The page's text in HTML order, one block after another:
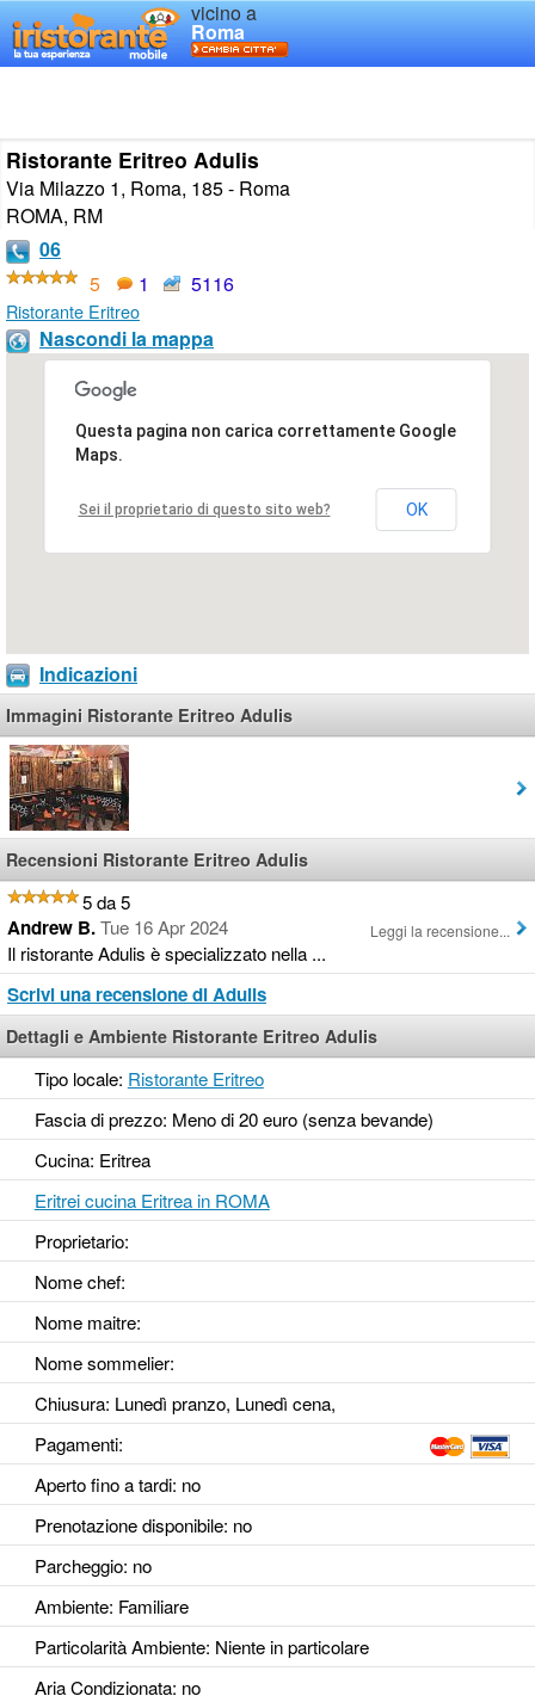
vicino a
Roma
Ristorante Eritreo Adulis
Via Milazzo 1, Roma, 185 - Roma
ROMA, RM
06
5
1 5116
Ristorante Eritreo
Nascondi la mappa
Questa pagina non carica correttamente Google
Maps.
Sei il proprietario di questo sito web? OK
Indicazioni
Immagini Ristorante Eritreo Adulis
Recensioni Ristorante Eritreo Adulis
5 da 5
Andrew B.Tue 16 Apr 2024
Il ristorante Adulis è specializzato nella ...
Leggi la recensione...
Scrivi una recensione di Adulis
Dettagli e Ambiente Ristorante Eritreo Adulis
Tipo locale: Ristorante Eritreo
Fascia di prezzo: Meno di 20 euro (senza bevande)
Cucina: Eritrea
Eritrei cucina Eritrea in ROMA
Proprietario:
Nome chef:
Nome maitre:
Nome sommelier:
Chiusura: Lunedì pranzo, Lunedì cena,
Pagamenti:
Aperto fino a tardi: no
Prenotazione disponibile: no
Parcheggio: no
Ambiente: Familiare
Particolarità Ambiente: Niente in particolare
Aria Condizionata: no